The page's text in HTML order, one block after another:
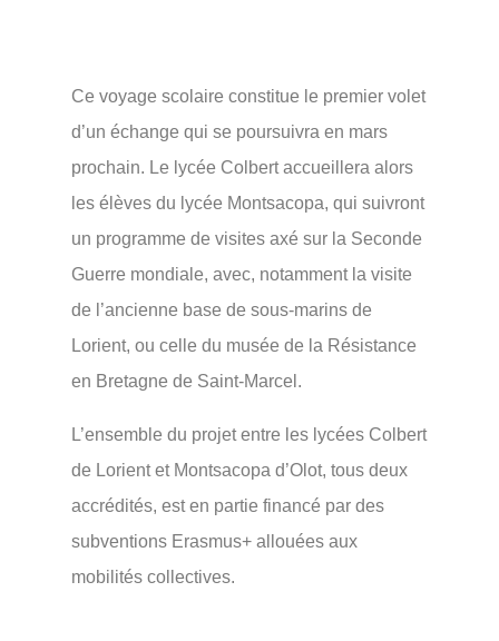
Ce voyage scolaire constitue le premier volet
d’un échange qui se poursuivra en mars
prochain. Le lycée Colbert accueillera alors
les élèves du lycée Montsacopa, qui suivront
un programme de visites axé sur la Seconde
Guerre mondiale, avec, notamment la visite
de l’ancienne base de sous-marins de
Lorient, ou celle du musée de la Résistance
en Bretagne de Saint-Marcel.
L’ensemble du projet entre les lycées Colbert
de Lorient et Montsacopa d’Olot, tous deux
accrédités, est en partie financé par des
subventions Erasmus+ allouées aux
mobilités collectives.